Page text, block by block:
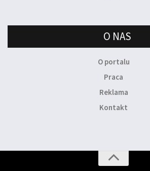
O NAS
O portalu
Praca
Reklama
Kontakt